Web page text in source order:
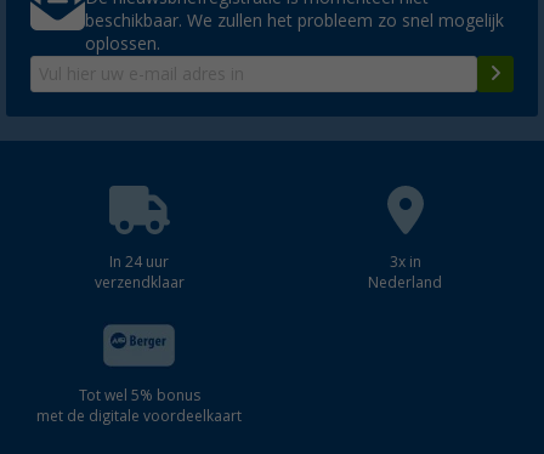
beschikbaar. We zullen het probleem zo snel mogelijk
oplossen.
In 24 uur
verzendklaar
3x in
Nederland
Tot wel 5% bonus
met de digitale voordeelkaart